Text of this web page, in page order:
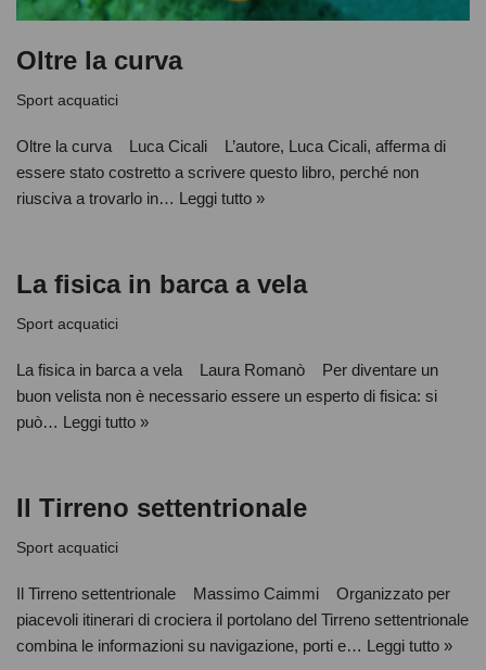
Oltre la curva
Sport acquatici
Oltre la curva Luca Cicali L’autore, Luca Cicali, afferma di
essere stato costretto a scrivere questo libro, perché non
riusciva a trovarlo in… Leggi tutto »
La fisica in barca a vela
Sport acquatici
La fisica in barca a vela Laura Romanò Per diventare un
buon velista non è necessario essere un esperto di fisica: si
può… Leggi tutto »
Il Tirreno settentrionale
Sport acquatici
Il Tirreno settentrionale Massimo Caimmi Organizzato per
piacevoli itinerari di crociera il portolano del Tirreno settentrionale
combina le informazioni su navigazione, porti e… Leggi tutto »